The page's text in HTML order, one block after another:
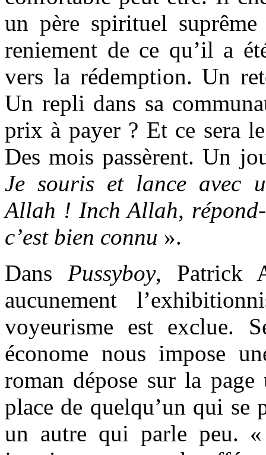
un père spirituel
reniement de ce qu’il a
vers la rédemption. Un
Un repli dans sa
prix à payer ? Et ce sera
Des mois passèrent. Un
Je souris et lance avec
Allah ! Inch Allah,
c’est bien connu ».
Dans Pussyboy, Patrick
aucunement
voyeurisme est exclue.
économe nous impose
roman dépose sur la
place de quelqu’un qui se
un autre qui parle peu. «